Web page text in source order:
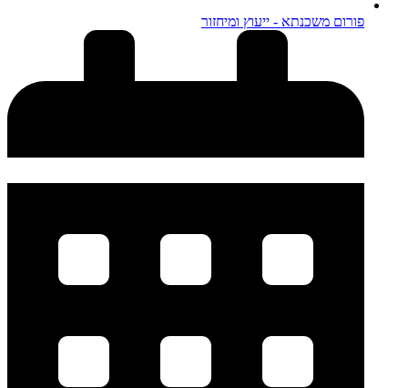
פורום משכנתא - ייעוץ ומיחזור